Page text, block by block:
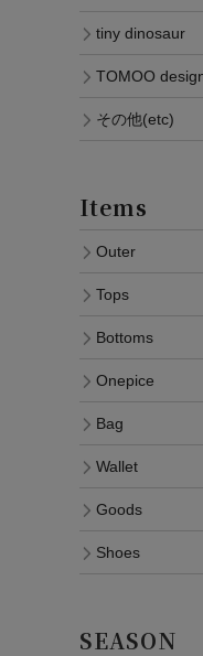
tiny dinosaur
TOMOO
その他(etc)
Items
Outer
Tops
Bottoms
Onepice
Bag
Wallet
Goods
Shoes
SEASON